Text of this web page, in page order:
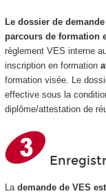
Le dossier de
parcours de formation
règlement VES interne
inscription en formation
formation visée. Le
effective sous la
diplôme/attestation de
La demande de VES